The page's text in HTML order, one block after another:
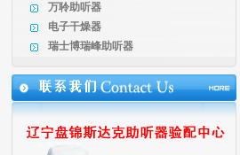
万聆助听器
电子干燥器
瑞士博瑞峰助听器